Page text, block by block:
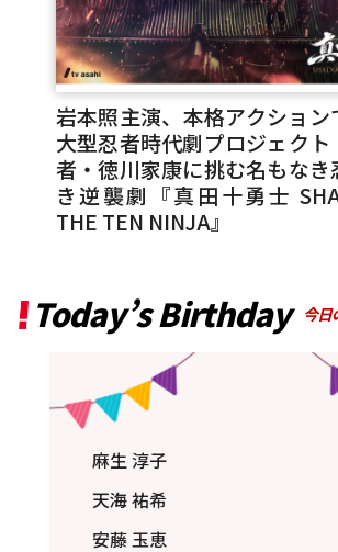
Today’s Birthday 今日
麻生 淳子
天海 祐希
安藤 玉恵
岩本照主演、本格アクション
大型忍者時代劇プロジェクト
者・徳川家康に挑む名もなき
き逆襲劇『真田十勇士
THE TEN NINJA』